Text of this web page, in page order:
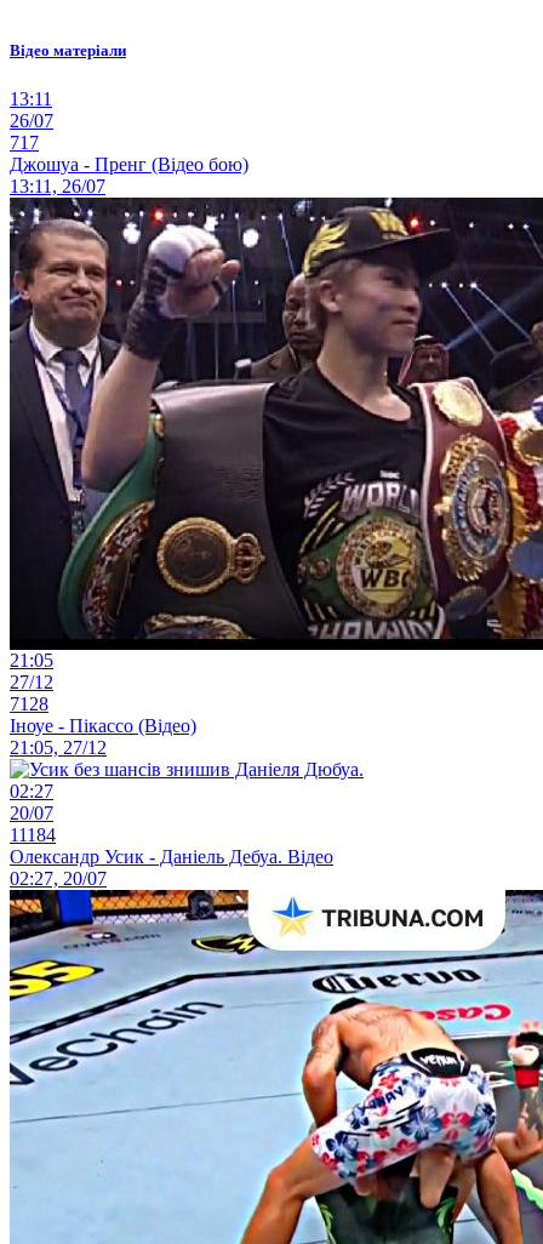
Відео матеріали
13:11
26/07
717
Джошуа - Пренг (Відео бою)
13:11, 26/07
21:05
27/12
7128
Іноуе - Пікассо (Відео)
21:05, 27/12
02:27
20/07
11184
Олександр Усик - Даніель Дебуа. Відео
02:27, 20/07